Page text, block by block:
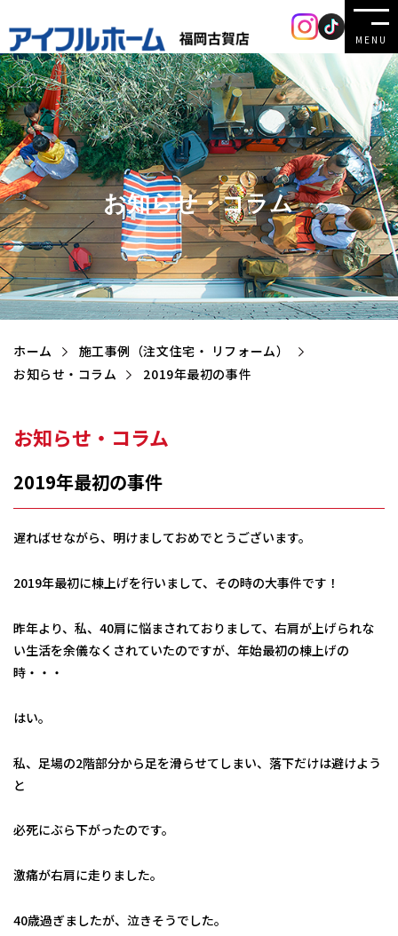
MENU
お知らせ・コラム
ホーム
施工事例（注文住宅・ リフォーム）
お知らせ・コラム
2019年最初の事件
お知らせ・コラム
2019年最初の事件
遅ればせながら、明けましておめでとうございます。
2019年最初に棟上げを行いまして、その時の大事件です！
昨年より、私、40肩に悩まされておりまして、右肩が上げられな
い生活を余儀なくされていたのですが、年始最初の棟上げの
時・・・
はい。
私、足場の2階部分から足を滑らせてしまい、落下だけは避けよう
と
必死にぶら下がったのです。
激痛が右肩に走りました。
40歳過ぎましたが、泣きそうでした。